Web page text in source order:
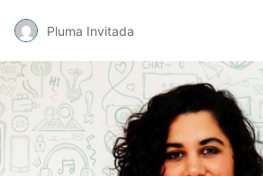
Pluma Invitada